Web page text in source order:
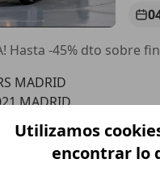
Hasta -45% dto sobre
MADRID
MADRID
SD
Utilizamos
encontrar lo